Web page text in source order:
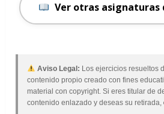
Ver otras asignaturas
Aviso Legal: Los ejercicios resueltos
contenido propio creado con fines
material con copyright. Si eres titular de
contenido enlazado y deseas su retirada,